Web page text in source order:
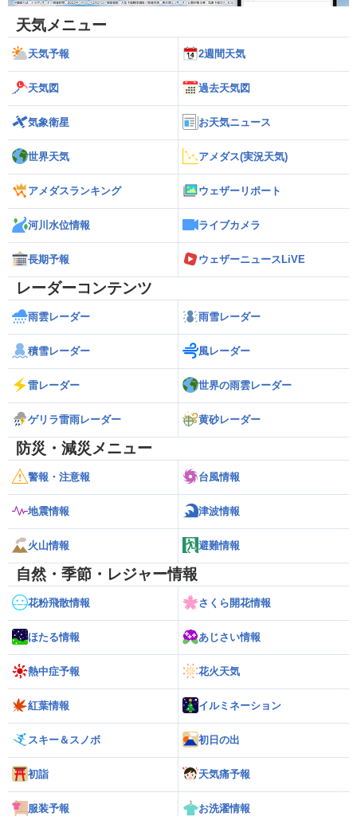
天気メニュー
天気予報 2週間天気
天気図 過去天気図
気象衛星 お天気ニュース
世界天気 アメダス(実況天気)
アメダスランキング ウェザーリポート
河川水位情報 ライブカメラ
長期予報 ウェザーニュースLiVE
レーダーコンテンツ
雨雲レーダー 雨雪レーダー
積雪レーダー 風レーダー
雷レーダー 世界の雨雲レーダー
ゲリラ雷雨レーダー 黄砂レーダー
防災・減災メニュー
警報・注意報 台風情報
地震情報 津波情報
火山情報 避難情報
自然・季節・レジャー情報
花粉飛散情報 さくら開花情報
ほたる情報 あじさい情報
熱中症予報 花火天気
紅葉情報 イルミネーション
スキー＆スノボ 初日の出
初詣 天気痛予報
服装予報 お洗濯情報